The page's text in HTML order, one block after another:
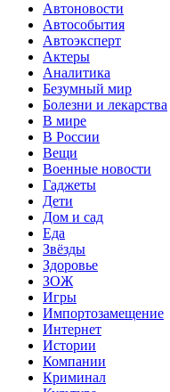
Автоновости
Автособытия
Автоэксперт
Актеры
Аналитика
Безумный мир
Болезни и лекарства
В мире
В России
Вещи
Военные новости
Гаджеты
Дети
Дом и сад
Еда
Звёзды
Здоровье
ЗОЖ
Игры
Импортозамещение
Интернет
Истории
Компании
Криминал